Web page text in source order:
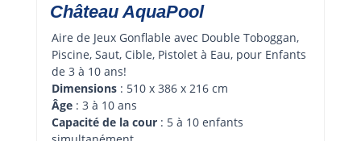
Château AquaPool
Aire de Jeux Gonflable avec Double Toboggan,
Piscine, Saut, Cible, Pistolet à Eau, pour Enfants
de 3 à 10 ans!
Dimensions : 510 x 386 x 216 cm
Âge : 3 à 10 ans
Capacité de la cour : 5 à 10 enfants